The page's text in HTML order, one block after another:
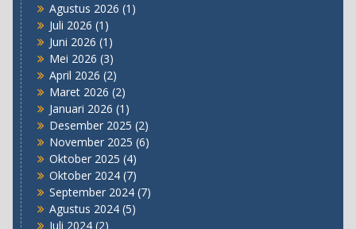
Agustus 2026 (1)
Juli 2026 (1)
Juni 2026 (1)
Mei 2026 (3)
April 2026 (2)
Maret 2026 (2)
Januari 2026 (1)
Desember 2025 (2)
November 2025 (6)
Oktober 2025 (4)
Oktober 2024(7)
September 2024(7)
Agustus 2024(5)
Juli 2024(2)